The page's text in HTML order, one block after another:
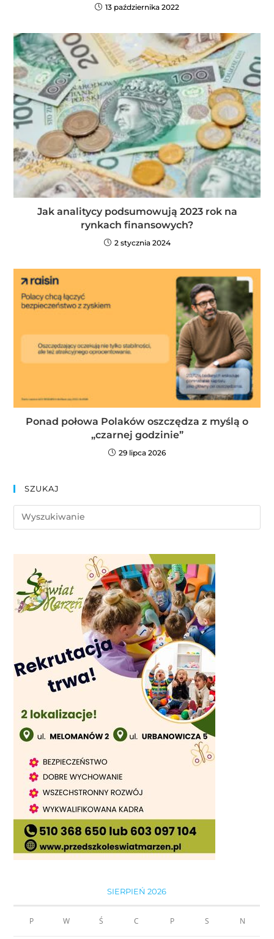
13 października 2022
Jak analitycy podsumowują 2023 rok na
rynkach finansowych?
2 stycznia 2024
Ponad połowa Polaków oszczędza z myślą o
„czarnej godzinie”
29 lipca 2026
SZUKAJ
SIERPIEŃ 2026
P W Ś C P S N